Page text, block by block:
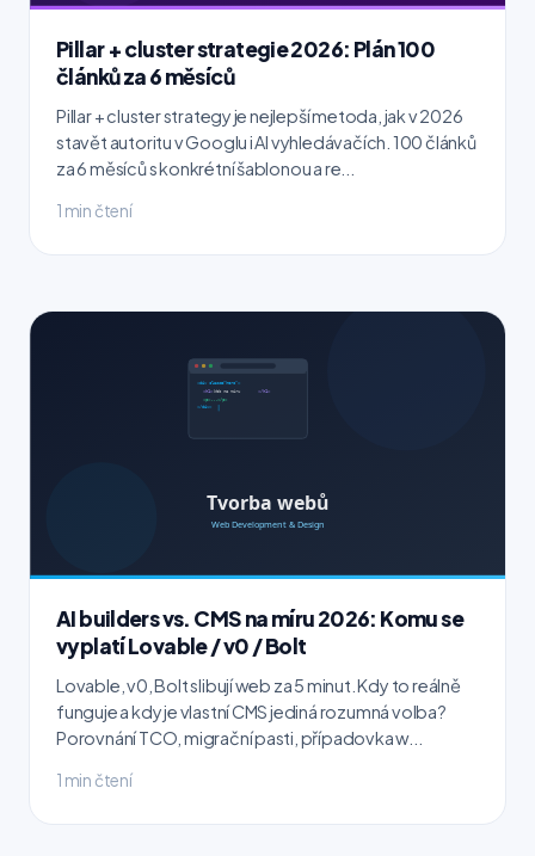
Pillar + cluster strategie 2026: Plán 100
článků za 6 měsíců
Pillar + cluster strategy je nejlepší metoda, jak v 2026
stavět autoritu v Googlu i AI vyhledávačích. 100 článků
za 6 měsíců s konkrétní šablonou a re...
1 min čtení
AI builders vs. CMS na míru 2026: Komu se
vyplatí Lovable / v0 / Bolt
Lovable, v0, Bolt slibují web za 5 minut. Kdy to reálně
funguje a kdy je vlastní CMS jediná rozumná volba?
Porovnání TCO, migrační pasti, případovka w...
1 min čtení